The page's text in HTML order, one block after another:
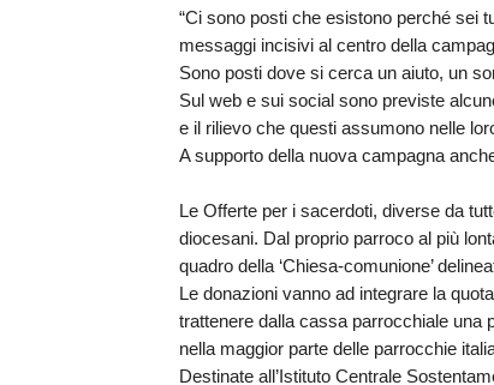
“Ci sono posti che esistono perché sei
messaggi incisivi al centro della
Sono posti dove si cerca un aiuto, un
Sul web e sui social sono previste
e il rilievo che questi assumono nelle
A supporto della nuova campagna
LeOfferte per i sacerdoti, diverse da
diocesani. Dal proprio parroco al più
quadro della ‘Chiesa-comunione’
Le donazioni vanno ad integrare la
trattenere dalla cassa parrocchiale una
nella maggior parte delle parrocchie
Destinate all’ Istituto Centrale